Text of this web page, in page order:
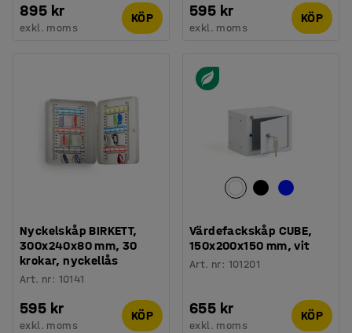
895 kr
exkl. moms
KÖP 595 kr
exkl. moms
KÖP
Nyckelskåp BIRKETT,
300x240x80 mm, 30
krokar, nyckellås
Art. nr: 10141
595 kr
exkl. moms
KÖP
Värdefackskåp CUBE,
150x200x150 mm, vit
Art. nr: 101201
655 kr
exkl. moms
KÖP